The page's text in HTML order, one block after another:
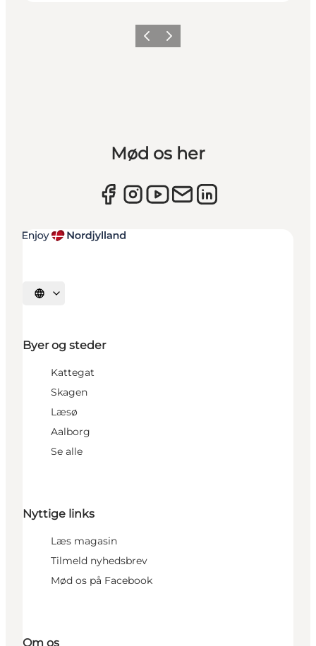
ForrigeNæste
Mød os her
Vælg sprog
Byer og steder
Kattegat
Skagen
Læsø
Aalborg
Se alle
Nyttige links
Læs magasin
Tilmeld nyhedsbrev
Mød os på Facebook
Om os